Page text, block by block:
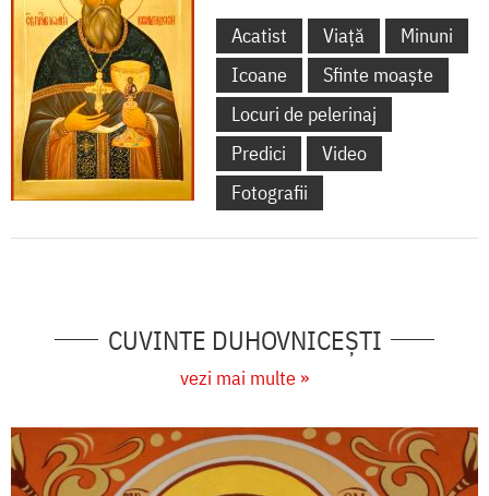
Acatist Viață
Minuni
Icoane
Sfinte moaște
Locuri de pelerinaj
Predici
Video
Fotografii
CUVINTE DUHOVNICEȘTI
vezi mai multe »